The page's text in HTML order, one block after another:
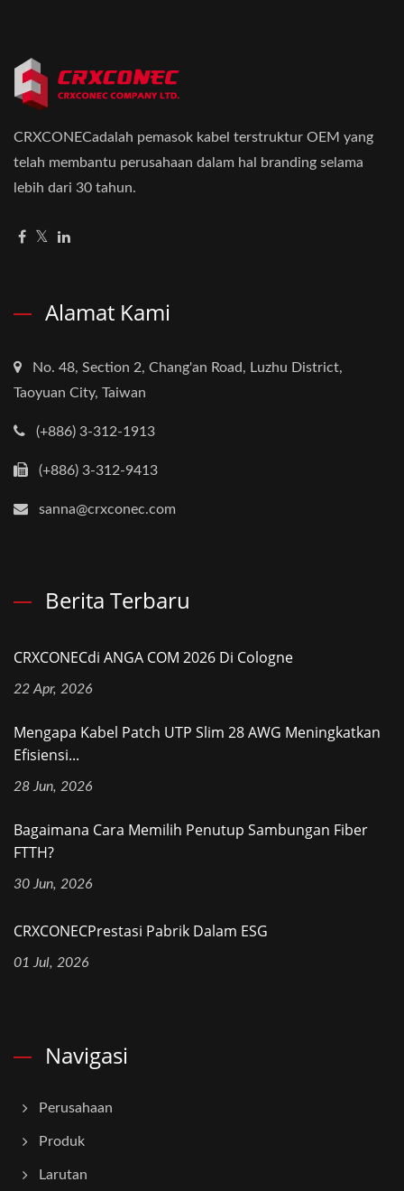
CRXCONECadalah pemasok kabel terstruktur OEM yang
telah membantu perusahaan dalam hal branding selama
lebih dari 30 tahun.
Alamat Kami
No. 48, Section 2, Chang'an Road, Luzhu District,
Taoyuan City, Taiwan
(+886) 3-312-1913
(+886) 3-312-9413
sanna@crxconec.com
Berita Terbaru
CRXCONECdi ANGA COM 2026 Di Cologne
22 Apr, 2026
Mengapa Kabel Patch UTP Slim 28 AWG Meningkatkan
Efisiensi...
28 Jun, 2026
Bagaimana Cara Memilih Penutup Sambungan Fiber
FTTH?
30 Jun, 2026
CRXCONECPrestasi Pabrik Dalam ESG
01 Jul, 2026
Navigasi
Perusahaan
Produk
Larutan